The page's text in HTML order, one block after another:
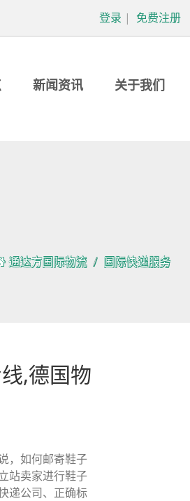
登录 | 免费注册
新闻资讯 关于我们
通达方国际物流 国际快递服务
,德国物
，如何邮寄鞋子
站卖家进行鞋子
递公司、正确标